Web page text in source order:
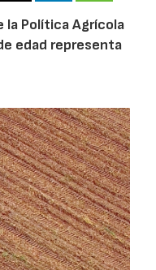
la Política Agrícola
edad representa